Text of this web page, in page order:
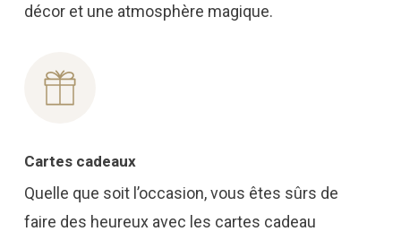
décor et une atmosphère magique.
Cartes cadeaux
Quelle que soit l’occasion, vous êtes sûrs de
faire des heureux avec les cartes cadeau